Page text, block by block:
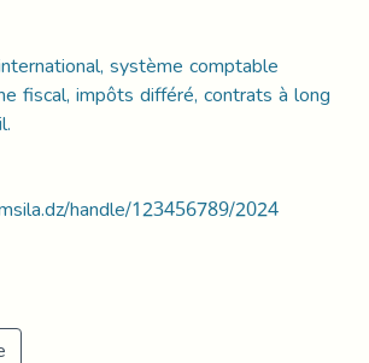
système comptable
fiscal, impôts différé, contrats à long
handle/123456789/2024